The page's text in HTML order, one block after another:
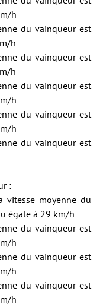
h
du vainqueur est
h
du vainqueur est
h
du vainqueur est
h
du vainqueur est
h
du vainqueur est
:
moyenne du
égale à 29 km/h
du vainqueur est
h
du vainqueur est
h
du vainqueur est
h